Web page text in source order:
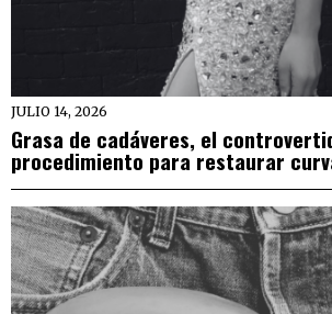
JULIO 14, 2026
Grasa de cadáveres, el
procedimiento para restaurar